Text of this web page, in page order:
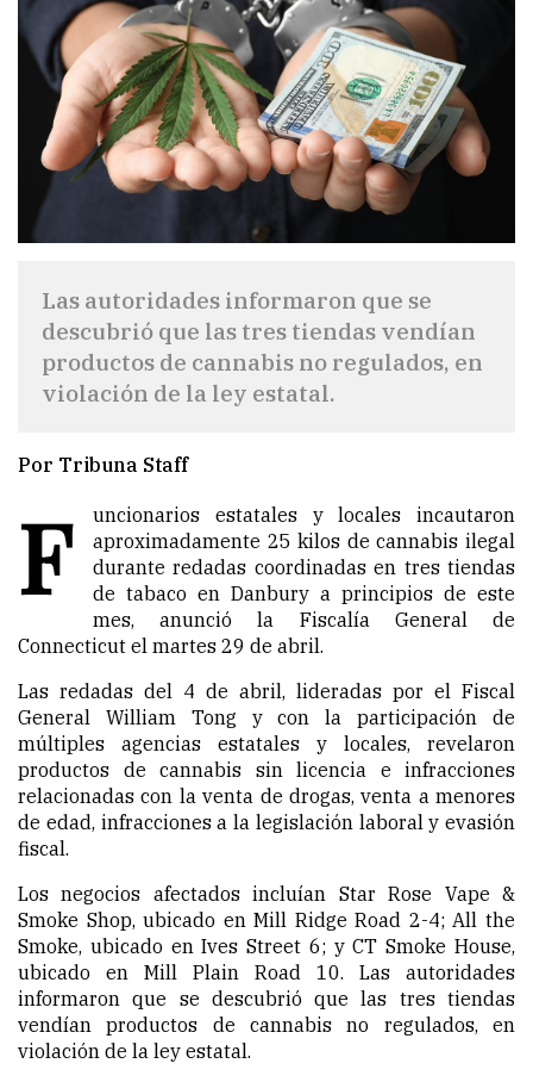
Las autoridades informaron que se
descubrió que las tres tiendas vendían
productos de cannabis no regulados, en
violación de la ley estatal.
Por Tribuna Staff
F
uncionarios estatales y locales incautaron
aproximadamente 25 kilos de cannabis ilegal
durante redadas coordinadas en tres tiendas
de tabaco en Danbury a principios de este
mes, anunció la Fiscalía General de
Connecticut el martes 29 de abril.
Las redadas del 4 de abril, lideradas por el Fiscal
General William Tong y con la participación de
múltiples agencias estatales y locales, revelaron
productos de cannabis sin licencia e infracciones
relacionadas con la venta de drogas, venta a menores
de edad, infracciones a la legislación laboral y evasión
fiscal.
Los negocios afectados incluían Star Rose Vape &
Smoke Shop, ubicado en Mill Ridge Road 2-4; All the
Smoke, ubicado en Ives Street 6; y CT Smoke House,
ubicado en Mill Plain Road 10. Las autoridades
informaron que se descubrió que las tres tiendas
vendían productos de cannabis no regulados, en
violación de la ley estatal.